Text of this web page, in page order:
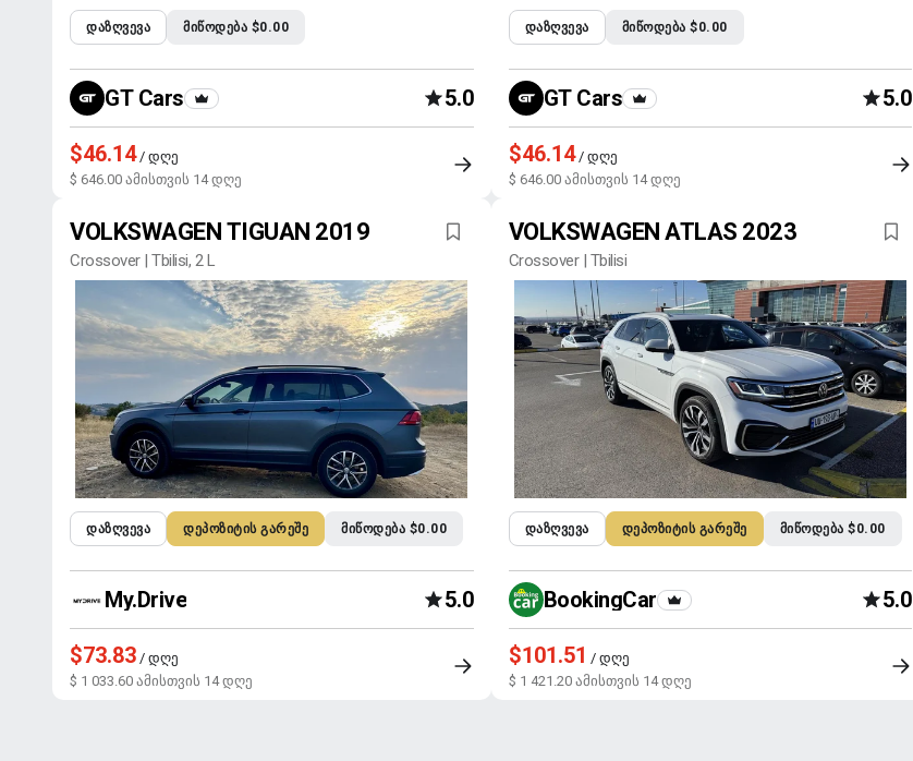
ᲓᲐᲖᲦᲕᲔᲕᲐ ᲛᲘᲬᲝᲓᲔᲑᲐ $0.00
GT Cars 5.0
$46.14/ დღე
$ 646.00 ამისთვის 14 დღე
ᲓᲐᲖᲦᲕᲔᲕᲐ ᲛᲘᲬᲝᲓᲔᲑᲐ $0.00
GT Cars 5.0
$46.14/ დღე
$ 646.00 ამისთვის 14 დღე
VOLKSWAGEN TIGUAN 2019
Crossover | Tbilisi, 2 L
ᲓᲐᲖᲦᲕᲔᲕᲐ ᲓᲔᲞᲝᲖᲘᲢᲘᲡ ᲒᲐᲠᲔᲨᲔ ᲛᲘᲬᲝᲓᲔᲑᲐ $0.00
My.Drive 5.0
$73.83 / დღე
$ 1 033.60 ამისთვის 14 დღე
VOLKSWAGEN ATLAS 2023
Crossover | Tbilisi
ᲓᲐᲖᲦᲕᲔᲕᲐ ᲓᲔᲞᲝᲖᲘᲢᲘᲡ ᲒᲐᲠᲔᲨᲔ ᲛᲘᲬᲝᲓᲔᲑᲐ $0.00
BookingCar 5.0
$101.51 / დღე
$ 1 421.20 ამისთვის 14 დღე